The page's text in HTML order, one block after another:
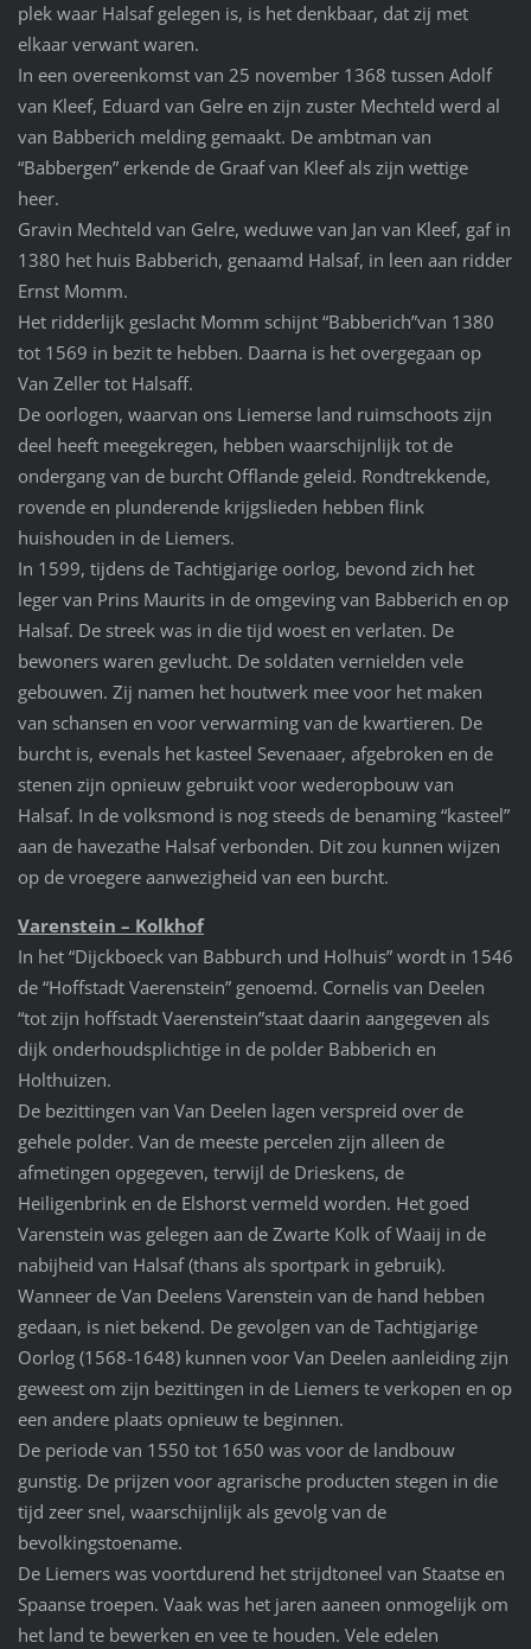
plek waar Halsaf gelegen is, is het denkbaar, dat zij met
elkaar verwant waren.
In een overeenkomst van 25 november 1368 tussen Adolf
van Kleef, Eduard van Gelre en zijn zuster Mechteld werd al
van Babberich melding gemaakt. De ambtman van
“Babbergen” erkende de Graaf van Kleef als zijn wettige
heer.
Gravin Mechteld van Gelre, weduwe van Jan van Kleef, gaf in
1380 het huis Babberich, genaamd Halsaf, in leen aan ridder
Ernst Momm.
Het ridderlijk geslacht Momm schijnt “Babberich”van 1380
tot 1569 in bezit te hebben. Daarna is het overgegaan op
Van Zeller tot Halsaff.
De oorlogen, waarvan ons Liemerse land ruimschoots zijn
deel heeft meegekregen, hebben waarschijnlijk tot de
ondergang van de burcht Offlande geleid. Rondtrekkende,
rovende en plunderende krijgslieden hebben flink
huishouden in de Liemers.
In 1599, tijdens de Tachtigjarige oorlog, bevond zich het
leger van Prins Maurits in de omgeving van Babberich en op
Halsaf. De streek was in die tijd woest en verlaten. De
bewoners waren gevlucht. De soldaten vernielden vele
gebouwen. Zij namen het houtwerk mee voor het maken
van schansen en voor verwarming van de kwartieren. De
burcht is, evenals het kasteel Sevenaaer, afgebroken en de
stenen zijn opnieuw gebruikt voor wederopbouw van
Halsaf. In de volksmond is nog steeds de benaming “kasteel”
aan de havezathe Halsaf verbonden. Dit zou kunnen wijzen
op de vroegere aanwezigheid van een burcht.
Varenstein – Kolkhof
In het “Dijckboeck van Babburch und Holhuis” wordt in 1546
de “Hoffstadt Vaerenstein” genoemd. Cornelis van Deelen
“tot zijn hoffstadt Vaerenstein”staat daarin aangegeven als
dijk onderhoudsplichtige in de polder Babberich en
Holthuizen.
De bezittingen van Van Deelen lagen verspreid over de
gehele polder. Van de meeste percelen zijn alleen de
afmetingen opgegeven, terwijl de Drieskens, de
Heiligenbrink en de Elshorst vermeld worden. Het goed
Varenstein was gelegen aan de Zwarte Kolk of Waaij in de
nabijheid van Halsaf (thans als sportpark in gebruik).
Wanneer de Van Deelens Varenstein van de hand hebben
gedaan, is niet bekend. De gevolgen van de Tachtigjarige
Oorlog (1568-1648) kunnen voor Van Deelen aanleiding zijn
geweest om zijn bezittingen in de Liemers te verkopen en op
een andere plaats opnieuw te beginnen.
De periode van 1550 tot 1650 was voor de landbouw
gunstig. De prijzen voor agrarische producten stegen in die
tijd zeer snel, waarschijnlijk als gevolg van de
bevolkingstoename.
De Liemers was voortdurend het strijdtoneel van Staatse en
Spaanse troepen. Vaak was het jaren aaneen onmogelijk om
het land te bewerken en vee te houden. Vele edelen